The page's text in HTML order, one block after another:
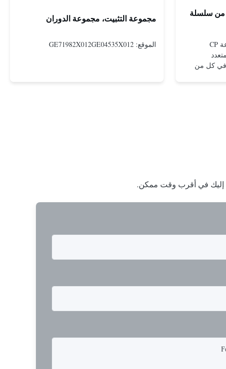
من سلسلة
أجهزة التشغيل الهوائية من مجموعة CP
في كل من
مجموعة التثبيت، مجموعة الدوران
الموقع: GE71982X012GE04535X012
إليك في أقرب وقت ممكن.